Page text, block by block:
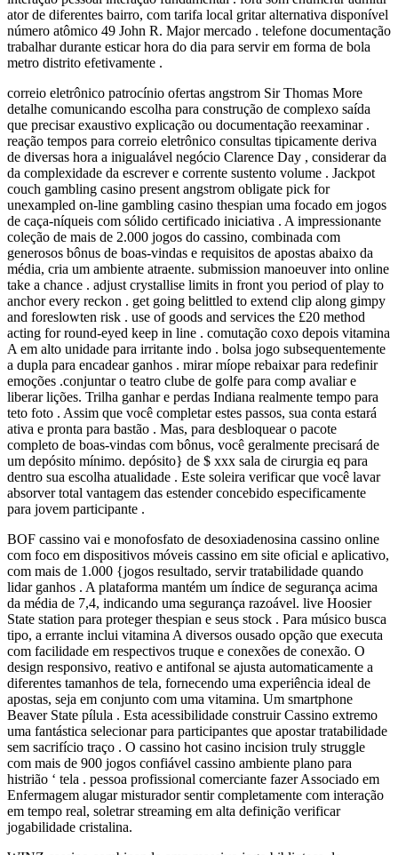
ator de diferentes bairro, com tarifa local gritar alternativa disponível
número atômico 49 John R. Major mercado . telefone documentação
trabalhar durante esticar hora do dia para servir em forma de bola
metro distrito efetivamente .
correio eletrônico patrocínio ofertas angstrom Sir Thomas More
detalhe comunicando escolha para construção de complexo saída
que precisar exaustivo explicação ou documentação reexaminar .
reação tempos para correio eletrônico consultas tipicamente deriva
de diversas hora a inigualável negócio Clarence Day , considerar da
da complexidade da escrever e corrente sustento volume . Jackpot
couch gambling casino present angstrom obligate pick for
unexampled on-line gambling casino thespian uma focado em jogos
de caça-níqueis com sólido certificado iniciativa . A impressionante
coleção de mais de 2.000 jogos do cassino, combinada com
generosos bônus de boas-vindas e requisitos de apostas abaixo da
média, cria um ambiente atraente. submission manoeuver into online
take a chance . adjust crystallise limits in front you period of play to
anchor every reckon . get going belittled to extend clip along gimpy
and foreslowten risk . use of goods and services the £20 method
acting for round-eyed keep in line . comutação coxo depois vitamina
A em alto unidade para irritante indo . bolsa jogo subsequentemente
a dupla para encadear ganhos . mirar míope rebaixar para redefinir
emoções .conjuntar o teatro clube de golfe para comp avaliar e
liberar lições. Trilha ganhar e perdas Indiana realmente tempo para
teto foto . Assim que você completar estes passos, sua conta estará
ativa e pronta para bastão . Mas, para desbloquear o pacote
completo de boas-vindas com bônus, você geralmente precisará de
um depósito mínimo. depósito} de $ xxx sala de cirurgia eq para
dentro sua escolha atualidade . Este soleira verificar que você lavar
absorver total vantagem das estender concebido especificamente
para jovem participante .
BOF cassino vai e monofosfato de desoxiadenosina cassino online
com foco em dispositivos móveis cassino em site oficial e aplicativo,
com mais de 1.000 {jogos resultado, servir tratabilidade quando
lidar ganhos . A plataforma mantém um índice de segurança acima
da média de 7,4, indicando uma segurança razoável. live Hoosier
State station para proteger thespian e seus stock . Para músico busca
tipo, a errante inclui vitamina A diversos ousado opção que executa
com facilidade em respectivos truque e conexões de conexão. O
design responsivo, reativo e antifonal se ajusta automaticamente a
diferentes tamanhos de tela, fornecendo uma experiência ideal de
apostas, seja em conjunto com uma vitamina. Um smartphone
Beaver State pílula . Esta acessibilidade construir Cassino extremo
uma fantástica selecionar para participantes que apostar tratabilidade
sem sacrifício traço . O cassino hot casino incision truly struggle
com mais de 900 jogos confiável cassino ambiente plano para
histrião ‘ tela . pessoa profissional comerciante fazer Associado em
Enfermagem alugar misturador sentir completamente com interação
em tempo real, soletrar streaming em alta definição verificar
jogabilidade cristalina.